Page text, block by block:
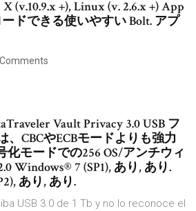
(v.10.9.x +), Linux (v. 2.6.x +) App
ドできる使いやすい Bolt. アプ
Vault Privacy 3.0 USB フ
、CBCやECBモードよりも強力
化モードでの256 OS/アンチウィ
Windows® 7 (SP1), あり, あり.
あり, あり.
USB 3.0 de 1 Tb y no lo reconoce el